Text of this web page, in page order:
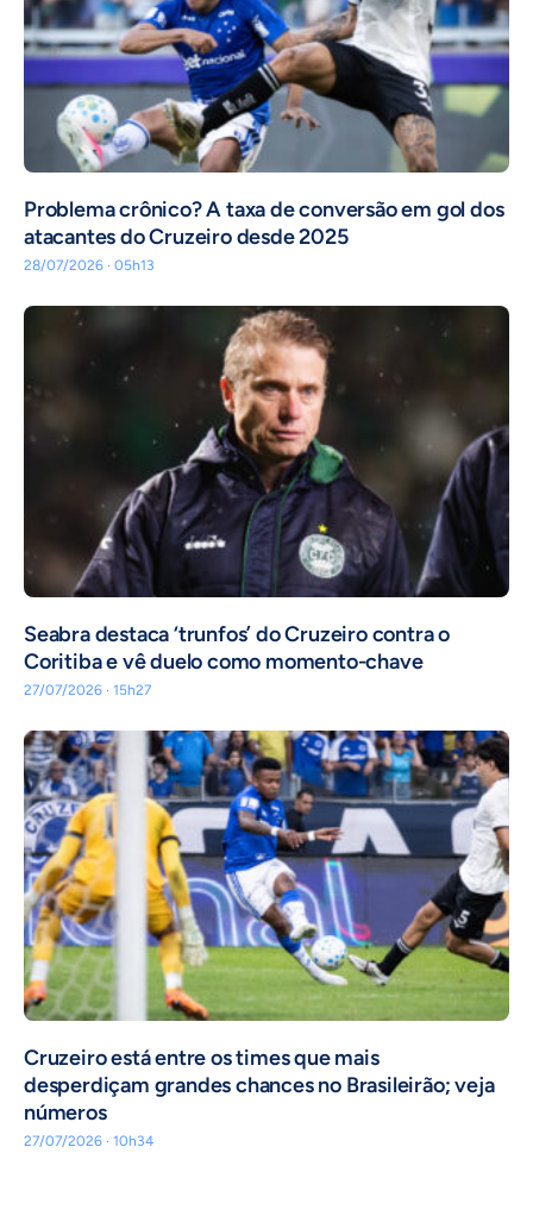
Problema crônico? A taxa de conversão em gol dos
atacantes do Cruzeiro desde 2025
28/07/2026 · 05h13
Seabra destaca ‘trunfos’ do Cruzeiro contra o
Coritiba e vê duelo como momento-chave
27/07/2026 · 15h27
Cruzeiro está entre os times que mais
desperdiçam grandes chances no Brasileirão; veja
números
27/07/2026 · 10h34